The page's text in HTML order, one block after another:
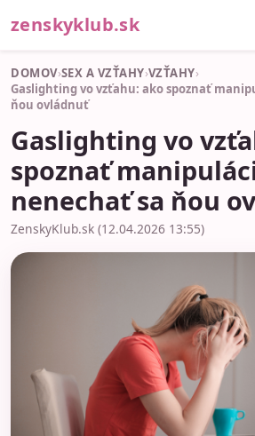
zenskyklub.sk
DOMOV›SEX A VZŤAHY›VZŤAHY›
Gaslighting vo vzťahu: ako spoznať
ňou ovládnuť
Gaslighting vo
spoznať
nenechať sa ňou
ZenskyKlub.sk (12.04.2026 13:55)